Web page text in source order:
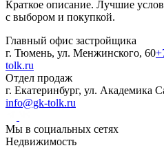
Краткое описание. Лучшие
с выбором и покупкой.
Главный офис застройщика
г. Тюмень, ул. Менжинского, 60
tolk.ru
Отдел продаж
г. Екатеринбург, ул. Академика
info@gk-tolk.ru
Мы в социальных сетях
Недвижимость